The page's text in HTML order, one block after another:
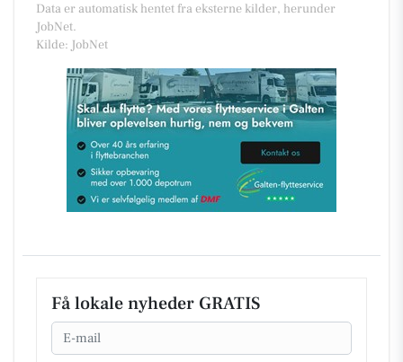
Data er automatisk hentet fra eksterne kilder, herunder
JobNet.
Kilde: JobNet
Få lokale nyheder GRATIS
Email